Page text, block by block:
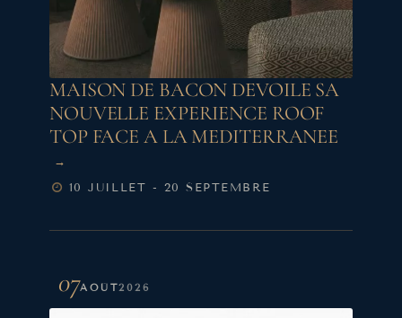
MAISON DE BACON DEVOILE SA
NOUVELLE EXPERIENCE ROOF
TOP FACE A LA MEDITERRANEE
10 JUILLET - 20 SEPTEMBRE
07AOÛT2026